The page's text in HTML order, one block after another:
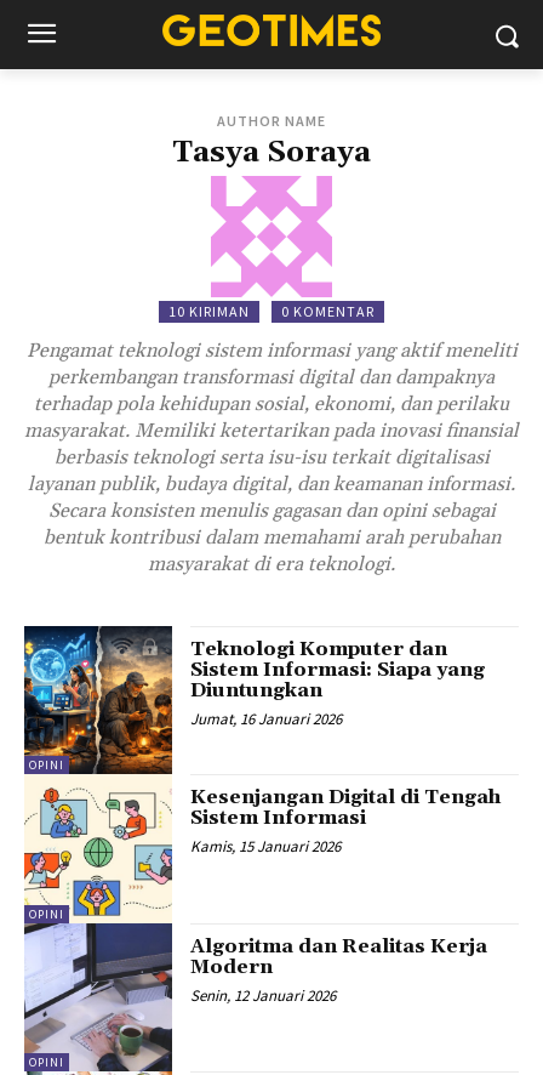
AUTHOR NAME
Tasya Soraya
10 KIRIMAN 0 KOMENTAR
Pengamat teknologi sistem informasi yang aktif meneliti
perkembangan transformasi digital dan dampaknya
terhadap pola kehidupan sosial, ekonomi, dan perilaku
masyarakat. Memiliki ketertarikan pada inovasi finansial
berbasis teknologi serta isu-isu terkait digitalisasi
layanan publik, budaya digital, dan keamanan informasi.
Secara konsisten menulis gagasan dan opini sebagai
bentuk kontribusi dalam memahami arah perubahan
masyarakat di era teknologi.
OPINI
Teknologi Komputer dan
Sistem Informasi: Siapa yang
Diuntungkan
Jumat, 16 Januari 2026
OPINI
Kesenjangan Digital di Tengah
Sistem Informasi
Kamis, 15 Januari 2026
OPINI
Algoritma dan Realitas Kerja
Modern
Senin, 12 Januari 2026